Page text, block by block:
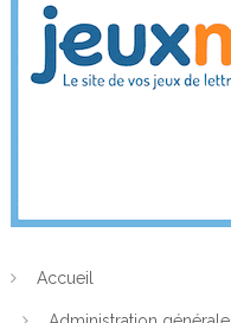
Accueil